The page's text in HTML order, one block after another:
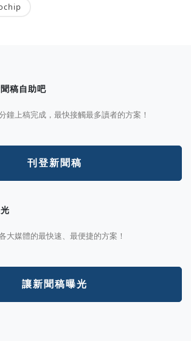
稿自助吧
鐘上稿完成，最快接觸最多讀者的方案！
刊登新聞稿
大媒體的最快速、最便捷的方案！
讓新聞稿曝光